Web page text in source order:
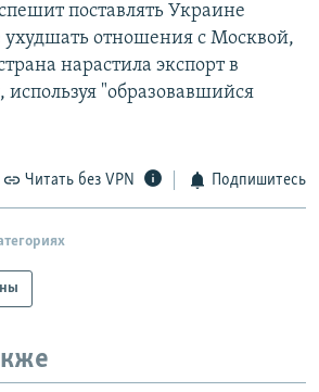
поставлять Украине
отношения с Москвой,
нарастила экспорт в
"образовавшийся
Читать без VPN Подпишитесь